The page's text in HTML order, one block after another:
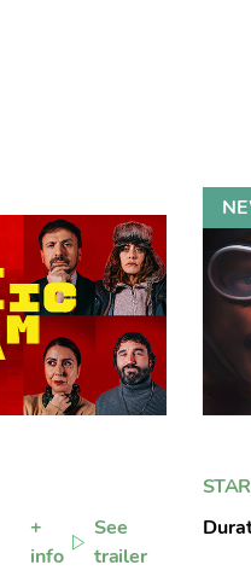
+
info
See
trailer